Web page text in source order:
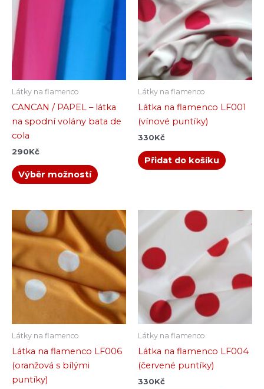
Látky na flamenco
CANCAN / PAPEL – látka
na spodní volány bata de
cola
290Kč
Výběr možností
více
Možnosti
lze
vybrat
produktu
Látky na flamenco
Látka na flamenco LF001
(vínové puntíky)
330Kč
Přidat do košíku
Látky na flamenco
Látka na flamenco LF006
(oranžová s bílými
puntíky)
Látky na flamenco
Látka na flamenco LF004
(červené puntíky)
330Kč